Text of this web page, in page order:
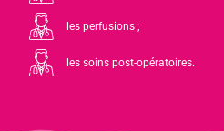
les perfusions ;
les soins post-opératoires.